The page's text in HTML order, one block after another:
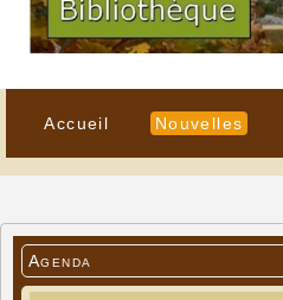
Accueil Nouvelles
Agenda